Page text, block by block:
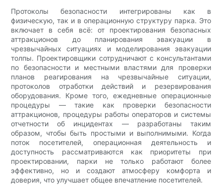
Протоколы безопасности интегрированы как в
физическую, так и в операционную структуру парка. Это
включает в себя всё: от проектирования безопасных
аттракционов до планирования эвакуации в
чрезвычайных ситуациях и моделирования эвакуации
толпы. Проектировщики сотрудничают с консультантами
по безопасности и местными властями для проверки
планов реагирования на чрезвычайные ситуации,
протоколов отработки действий и резервирования
оборудования. Кроме того, ежедневные операционные
процедуры — такие как проверки безопасности
аттракционов, процедуры работы операторов и системы
отчетности об инцидентах — разработаны таким
образом, чтобы быть простыми и выполнимыми. Когда
поток посетителей, операционная деятельность и
доступность рассматриваются как приоритеты при
проектировании, парки не только работают более
эффективно, но и создают атмосферу комфорта и
доверия, что улучшает общее впечатление посетителей.